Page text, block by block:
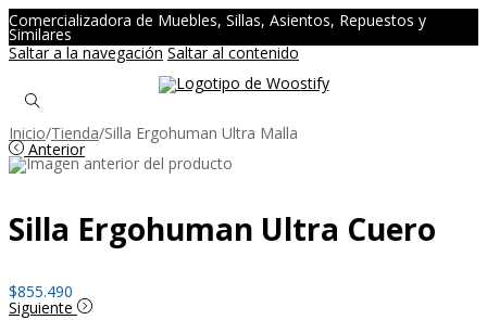
Comercializadora de Muebles, Sillas, Asientos, Repuestos y
Similares
Saltar a la navegación Saltar al contenido
Inicio/Tienda/Silla Ergohuman Ultra Malla
Anterior
Silla Ergohuman Ultra Cuero
$855.490
Siguiente